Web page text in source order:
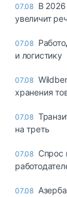
07.08 В
увеличит
07.08
и логистику
07.08
хранения
07.08
на треть
07.08 Спрос
07.08